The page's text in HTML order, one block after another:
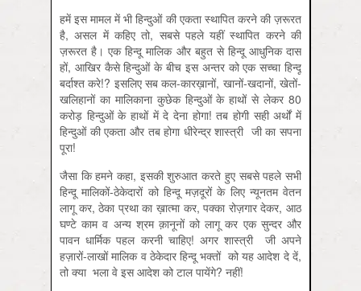
हमें इस मामल में भी हिन्दुओं की एकता स्थापित करने की ज़रूरत
है, असल में कहिए तो, सबसे पहले यहीं स्थापित करने की
ज़रूरत है। एक हिन्दू मालिक और बहुत से हिन्दू आधुनिक दास
हों, आखिर कैसे हिन्दुओं के बीच इस अन्तर को एक सच्चा हिन्दू
बर्दाश्त करे!? इसलिए सब कल-कारख़ानों, खानों-खदानों, खेतों-
खलिहानों का मालिकाना कुछेक हिन्दुओं के हाथों से लेकर 80
करोड़ हिन्दुओं के हाथों में दे देना होगा! तब होगी सही अर्थों में
हिन्दुओं की एकता और तब होगा धीरेन्द्र शास्त्री जी का सपना
पूरा!
जैसा कि हमने कहा, इसकी शुरुआत करते हुए सबसे पहले सभी
हिन्दू मालिकों-ठेकेदारों को हिन्दू मज़दूरों के लिए न्यूनतम वेतन
लागू कर, ठेका प्रथा का ख़ात्मा कर, पक्का रोज़गार देकर, आठ
घण्टे काम व अन्य श्रम क़ानूनों को लागू कर एक सुन्दर और
पावन धार्मिक पहल करनी चाहिए! अगर शास्त्री जी अपने
हज़ारों-लाखों मालिक व ठेकेदार हिन्दू भक्तों को यह आदेश दे दें,
तो क्या भला वे इस आदेश को टाल पायेंगे? नहीं!